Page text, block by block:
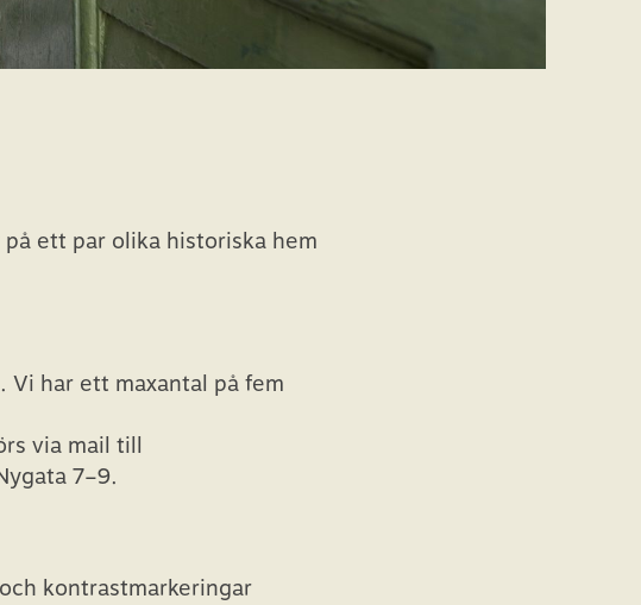
ett par olika historiska hem
Vi har ett maxantal på fem
via mail till
7–9.
kontrastmarkeringar